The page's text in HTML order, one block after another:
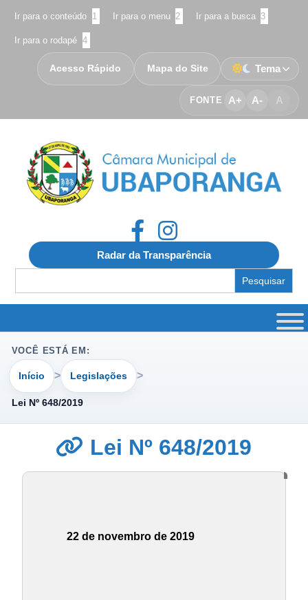
Ir para o conteúdo 1 Ir para o menu 2 Ir para a busca 3
Ir para o rodapé 4
FONTE A+ A- A
Acesso Rápido Mapa do Site Tema
Radar da Transparência
for:
VOCÊ ESTÁ EM:
Início Legislações
Lei Nº 648/2019
Lei Nº 648/2019
22 de novembro de 2019